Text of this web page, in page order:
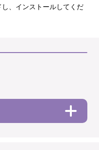
、インストールしてくだ